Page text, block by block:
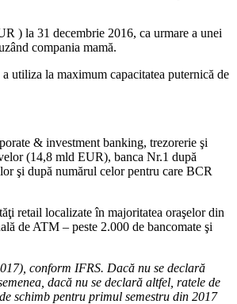
) la 31 decembrie 2016, ca urmare a unei
compania mamă.
utiliza la maximum capacitatea puternică de
& investment banking, trezorerie şi
(14,8 mld EUR), banca Nr.1 după
şi după numărul celor pentru care BCR
retail localizate în majoritatea oraşelor din
de ATM – peste 2.000 de bancomate şi
conform IFRS. Dacă nu se declară
dacă nu se declară altfel, ratele de
schimb pentru primul semestru din 2017